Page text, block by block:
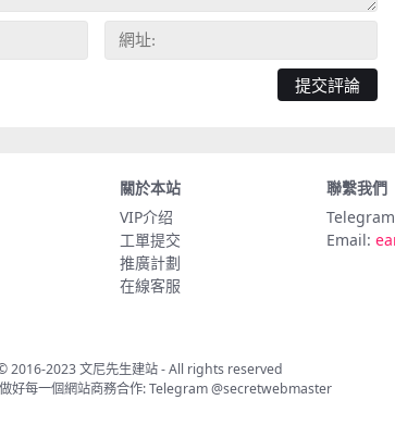
關於本站
VIP介绍
工單提交
推廣計劃
在線客服
聯繫我們
Email:
2016-2023文尼先生建站- All rights reserved
好每一個網站商務合作: Telegram@secretwebmaster